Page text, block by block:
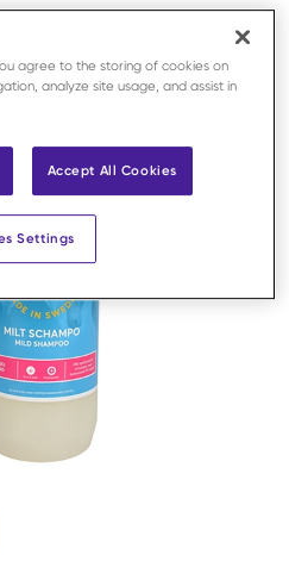
agree to the storing of cookies on
analyze site usage, and assist in
Accept All Cookies
Settings